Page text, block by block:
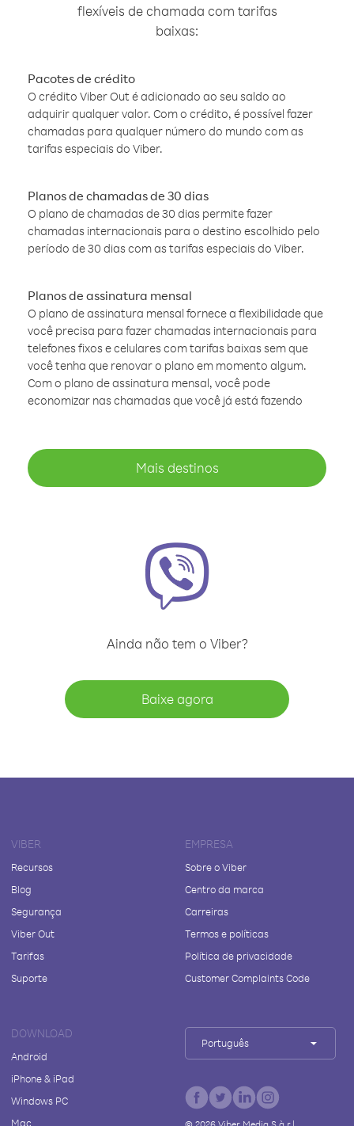
flexíveis de chamada com tarifas
baixas:
Pacotes de crédito
O crédito Viber Out é adicionado ao seu saldo ao
adquirir qualquer valor. Com o crédito, é possível fazer
chamadas para qualquer número do mundo com as
tarifas especiais do Viber.
Planos de chamadas de 30 dias
O plano de chamadas de 30 dias permite fazer
chamadas internacionais para o destino escolhido pelo
período de 30 dias com as tarifas especiais do Viber.
Planos de assinatura mensal
O plano de assinatura mensal fornece a flexibilidade que
você precisa para fazer chamadas internacionais para
telefones fixos e celulares com tarifas baixas sem que
você tenha que renovar o plano em momento algum.
Com o plano de assinatura mensal, você pode
economizar nas chamadas que você já está fazendo
Mais destinos
Ainda não tem o Viber?
Baixe agora
VIBER
Recursos
Blog
Segurança
Viber Out
Tarifas
Suporte
EMPRESA
Sobre o Viber
Centro da marca
Carreiras
Termos e políticas
Política de privacidade
Customer Complaints Code
DOWNLOAD
Android
iPhone & iPad
Windows PC
Mac
Português